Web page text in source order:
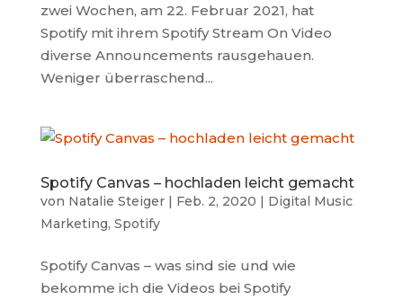
zwei Wochen, am 22. Februar 2021, hat
Spotify mit ihrem Spotify Stream On Video
diverse Announcements rausgehauen.
Weniger überraschend...
Spotify Canvas – hochladen leicht gemacht
von Natalie Steiger| Feb. 2, 2020 | Digital Music
Marketing, Spotify
Spotify Canvas – was sind sie und wie
bekomme ich die Videos bei Spotify